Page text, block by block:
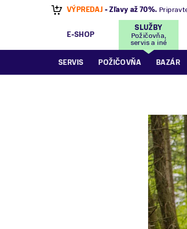
VÝPREDAJ - Zľavy až 70%.
E-SHOP
SLUŽBY
Požičovňa,
servis a iné
SERVIS POŽIČOVŇA BAZÁR